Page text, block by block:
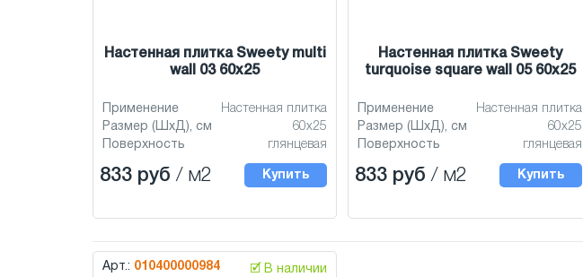
Настенная плитка Sweety multi
wall 03 60x25
Применение
Настенная плитка
Размер (ШхД), см
60x25
Поверхность
глянцевая
833 руб / м2 Купить
Настенная плитка Sweety
turquoise square wall 05 60x25
Применение
Настенная плитка
Размер (ШхД), см
60x25
Поверхность
глянцевая
833 руб / м2 Купить
Арт.: 010400000984 🗹 В наличии